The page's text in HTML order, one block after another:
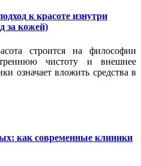
к красоте изнутри
за кожей)
строится на философии
чистоту и внешнее
означает вложить средства в
как современные клиники